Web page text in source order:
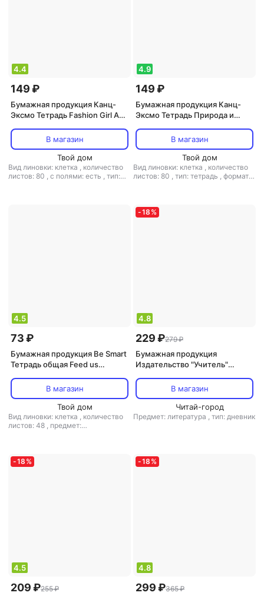
4.4
149 ₽
Бумажная продукция Канц-
Эксмо Тетрадь Fashion Girl А5
В магазин
Твой дом
Вид линовки: клетка , количество
листов: 80 , с полями: есть , тип:
4.9
149 ₽
Бумажная продукция Канц-
Эксмо Тетрадь Природа и
ассортиментеВ магазин
Твой дом
Вид линовки: клетка , количество
листов: 80 , тип: тетрадь , формат:
4.5
73 ₽
Бумажная продукция Be Smart
Тетрадь общая Feed us
48 л в клеткуВ магазин
Твой дом
Вид линовки: клетка , количество
листов: 48 , предмет:
-18 %
4.8
229 ₽279 ₽
Бумажная продукция
Издательство "Учитель"
классы. Программные
произведения, известные
цитаты и выражени…
В магазин
Читай-город
Предмет: литература , тип: дневник
-18 %
4.5
209 ₽255 ₽
-18 %
4.8
299 ₽365 ₽